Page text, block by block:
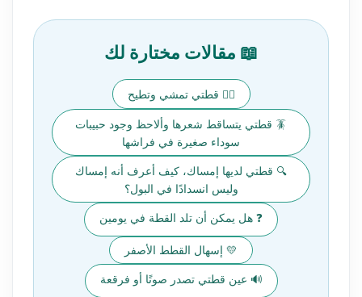
📖 مقالات مختارة لك
🚶‍♂️ قطتي تمشي وتطيح
🪳 قطتي يتساقط شعرها وألاحظ وجود حبيبات
سوداء صغيرة في فراشها
🔍 قطتي لديها إمساك، كيف أعرف أنه إمساك
وليس انسدادًا في البول؟
❓ هل يمكن أن تلد القطة في يومين
💛 إسهال القطط الأصفر
🔊 عين قطتي تصدر صوتًا أو فرقعة